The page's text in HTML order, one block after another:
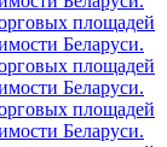
площадей
Беларуси.
площадей
Беларуси.
площадей
Беларуси.